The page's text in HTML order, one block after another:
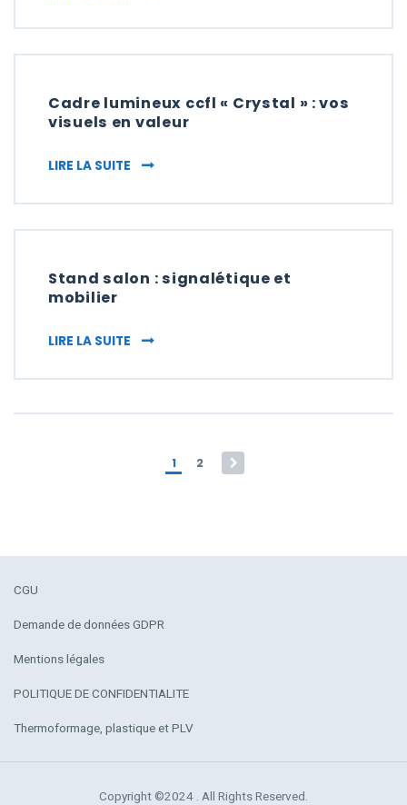
Cadre lumineux ccfl « Crystal » : vos
visuels en valeur
LIRE LA SUITE CADRE LUMINEUX CCFL « CRYSTAL » : VOS
Stand salon : signalétique et
mobilier
LIRE LA SUITE STAND SALON : SIGNALÉTIQUE ET MOBILIER
Pagination des
1 2
CGU
Demande de données GDPR
Mentions légales
POLITIQUE DE CONFIDENTIALITE
Thermoformage, plastique et PLV
Copyright ©2024 . All Rights Reserved.